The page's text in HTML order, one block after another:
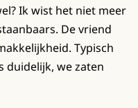
Ik wist het niet meer
De vriend
Typisch
duidelijk, we zaten